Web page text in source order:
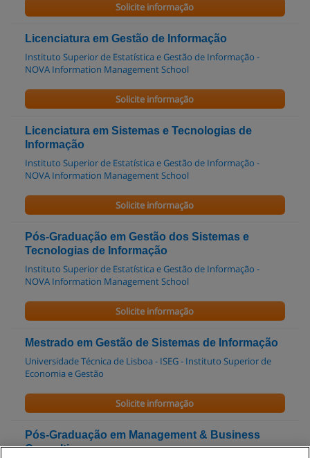
Solicite informação
Licenciatura em Gestão de Informação
Instituto Superior de Estatística e Gestão de Informação -
NOVA Information Management School
Solicite informação
Licenciatura em Sistemas e Tecnologias de
Informação
Instituto Superior de Estatística e Gestão de Informação -
NOVA Information Management School
Solicite informação
Pós-Graduação em Gestão dos Sistemas e
Tecnologias de Informação
Instituto Superior de Estatística e Gestão de Informação -
NOVA Information Management School
Solicite informação
Mestrado em Gestão de Sistemas de Informação
Universidade Técnica de Lisboa - ISEG - Instituto Superior de
Economia e Gestão
Solicite informação
Pós-Graduação em Management & Business
Consulting